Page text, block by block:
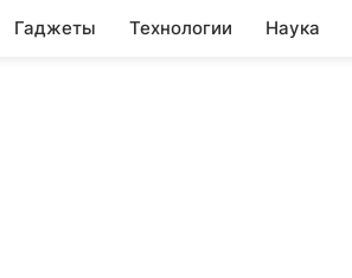
Гаджеты Технологии Наука